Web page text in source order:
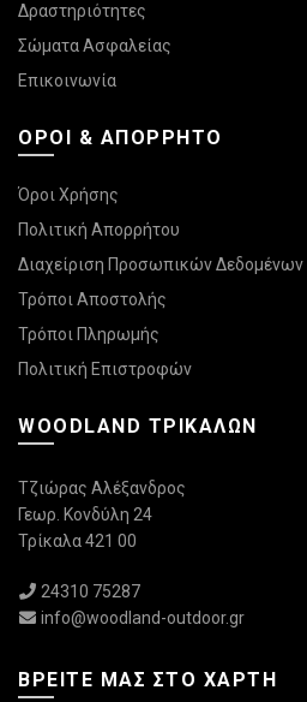
Δραστηριότητες
Σώματα Ασφαλείας
Επικοινωνία
ΌΡΟΙ & ΑΠΌΡΡΗΤΟ
Όροι Χρήσης
Πολιτική Απορρήτου
Διαχείριση Προσωπικών Δεδομένων
Τρόποι Αποστολής
Τρόποι Πληρωμής
Πολιτική Επιστροφών
WOODLAND ΤΡΙΚΆΛΩΝ
Τζιώρας Αλέξανδρος
Γεωρ. Κονδύλη 24
Τρίκαλα 421 00
24310 75287
info@woodland-outdoor.gr
ΒΡΕΊΤΕ ΜΑΣ ΣΤΟ ΧΆΡΤΗ